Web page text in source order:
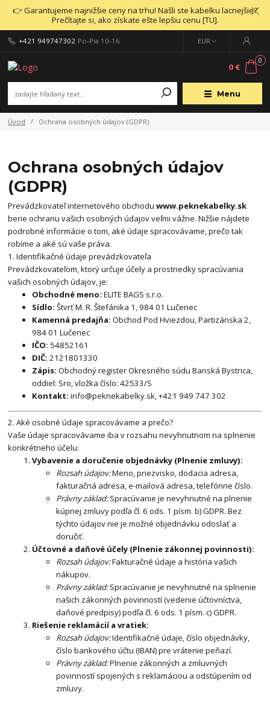
👉 Garantujeme najnižšie ceny na trhu! Našli ste kabelku lacnejšie?
Prečítajte si, ako získate ešte lepšiu cenu [TU].
Menu
EUR
+421 949747302 Po-Pia 10-16
0
0 €
Úvod Ochrana osobných údajov (GDPR)
Ochrana osobných údajov
(GDPR)
Prevádzkovateľ internetového obchoduwww.peknekabelky.sk
berie ochranu vašich osobných údajov veľmi vážne. Nižšie nájdete
podrobné informácie o tom, aké údaje spracovávame, prečo tak
robíme a aké sú vaše práva.
1. Identifikačné údaje prevádzkovateľa
Prevádzkovateľom, ktorý určuje účely a prostriedky spracúvania
vašich osobných údajov, je:
Obchodné meno: ELITE BAGS s.r.o.
Sídlo: Štvrť M. R. Štefánika 1, 984 01 Lučenec
Kamenná predajňa: Obchod Pod Hviezdou, Partizánska 2,
984 01 Lučenec
IČO: 54852161
DIČ: 2121801330
Zápis: Obchodný register Okresného súdu Banská Bystrica,
oddiel: Sro, vložka číslo: 42533/S
Kontakt: info@peknekabelky.sk, +421 949 747 302
2. Aké osobné údaje spracovávame a prečo?
Vaše údaje spracovávame iba v rozsahu nevyhnutnom na splnenie
konkrétneho účelu:
Vybavenie a doručenie objednávky (Plnenie zmluvy):
Rozsah údajov:Meno, priezvisko, dodacia adresa,
fakturačná adresa, e-mailová adresa, telefónne číslo.
Právny základ:Spracúvanie je nevyhnutné na plnenie
kúpnej zmluvy podľa čl. 6 ods. 1 písm. b) GDPR. Bez
týchto údajov nie je možné objednávku odoslať a
doručiť.
Účtovné a daňové účely (Plnenie zákonnej povinnosti):
Rozsah údajov:Fakturačné údaje a história vašich
nákupov.
Právny základ:Spracúvanie je nevyhnutné na splnenie
našich zákonných povinností (vedenie účtovníctva,
daňové predpisy) podľa čl. 6 ods. 1 písm. c) GDPR.
Riešenie reklamácií a vratiek:
Rozsah údajov:Identifikačné údaje, číslo objednávky,
číslo bankového účtu (IBAN) pre vrátenie peňazí.
Právny základ:Plnenie zákonných a zmluvných
povinností spojených s reklamáciou a odstúpením od
zmluvy.